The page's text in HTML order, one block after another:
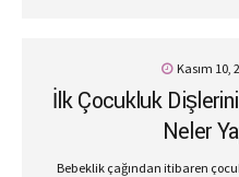
böylece eksik dişin yeri
görünümünüz iyileşerek estetik
ve dişleriniz tam manasıyla
yemek yeminiz
Kasım 10,
İlk Çocukluk
Neler
Bebeklik çağından itibaren